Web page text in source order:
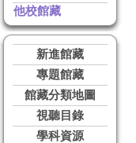
他校館藏
新進館藏
專題館藏
館藏分類地圖
視聽目錄
學科資源